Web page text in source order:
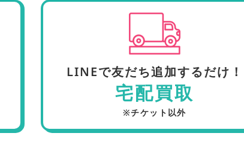
LINEで友だち追加するだけ！
宅配買取
※チケット以外